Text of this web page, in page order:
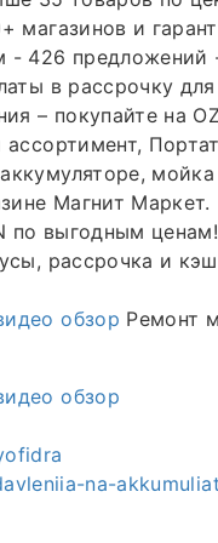
магазинов и
- 426 предложений
в рассрочку
– покупайте на
мойка
Магнит Маркет.
по выгодным
рассрочка и
обзор Ремонт
обзор
na-